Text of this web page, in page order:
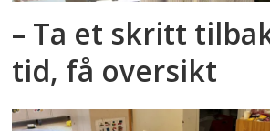
– Ta et skritt
tid, få oversikt